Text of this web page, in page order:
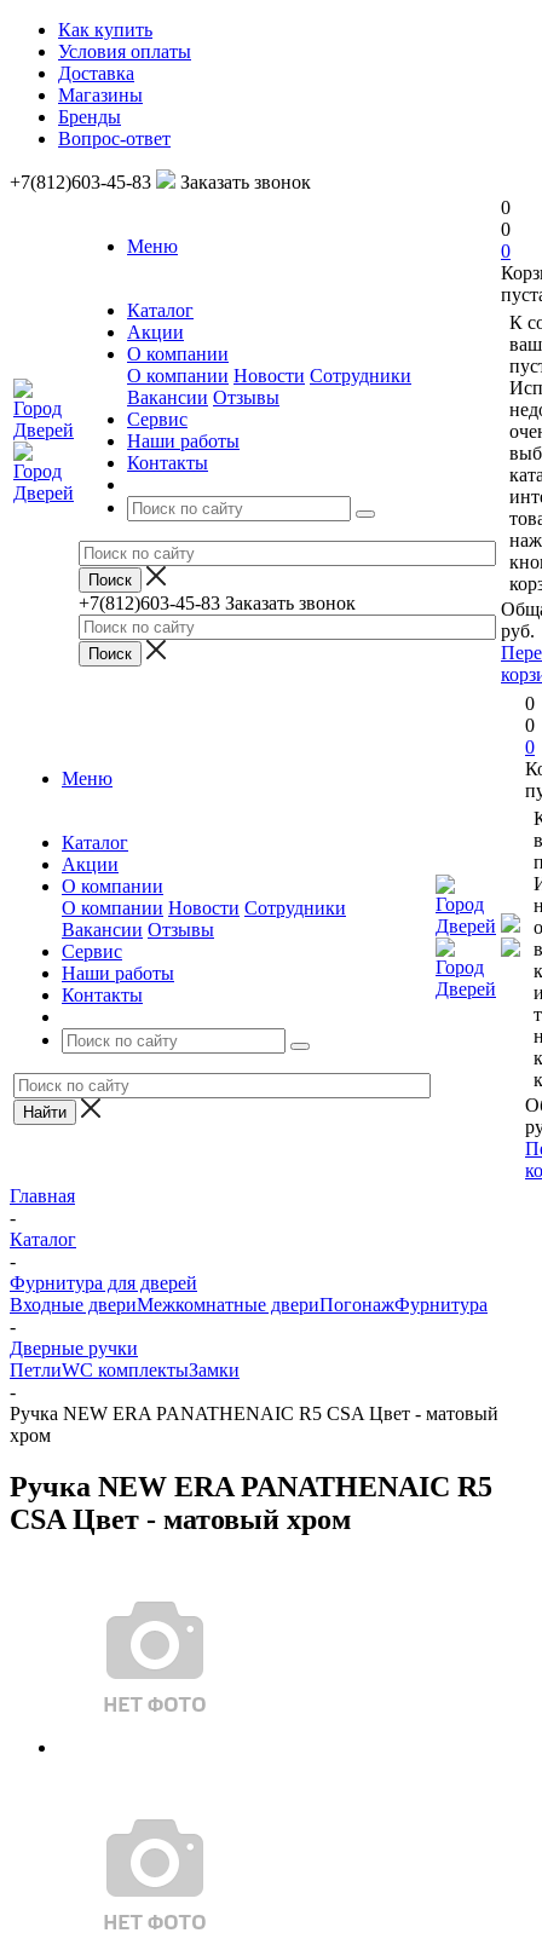
Как купить
Условия оплаты
Доставка
Магазины
Бренды
Вопрос-ответ
+7(812)603-45-83 Заказать звонок
Меню
Каталог
Акции
О компании
О компании Новости Сотрудники
Вакансии Отзывы
Сервис
Наши работы
Контакты
+7(812)603-45-83 Заказать звонок
0
0
0
К
руб.
Меню
Каталог
Акции
О компании
О компании Новости Сотрудники
Вакансии Отзывы
Сервис
Наши работы
Контакты
0
0
0
Главная
-
Каталог
-
Фурнитура для дверей
Входные двериМежкомнатные двериПогонажФурнитура
-
Дверные ручки
ПетлиWC комплектыЗамки
-
Ручка NEW ERA PANATHENAIC R5 CSA Цвет - матовый
хром
Ручка NEW ERA PANATHENAIC R5
CSA Цвет - матовый хром